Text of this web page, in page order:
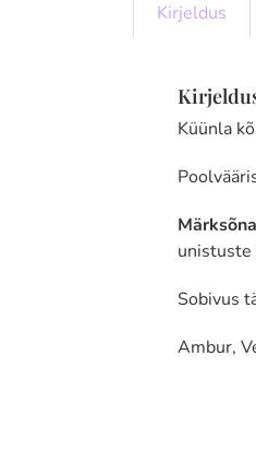
Kirjeldus
Küünla
unistuste
Sobivus
Ambur,